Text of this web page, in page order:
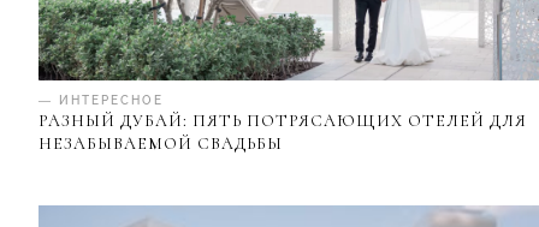
— ИНТЕРЕСНОЕ
РАЗНЫЙ ДУБАЙ: ПЯТЬ ПОТРЯСАЮЩИХ ОТЕЛЕЙ ДЛЯ
НЕЗАБЫВАЕМОЙ СВАДЬБЫ